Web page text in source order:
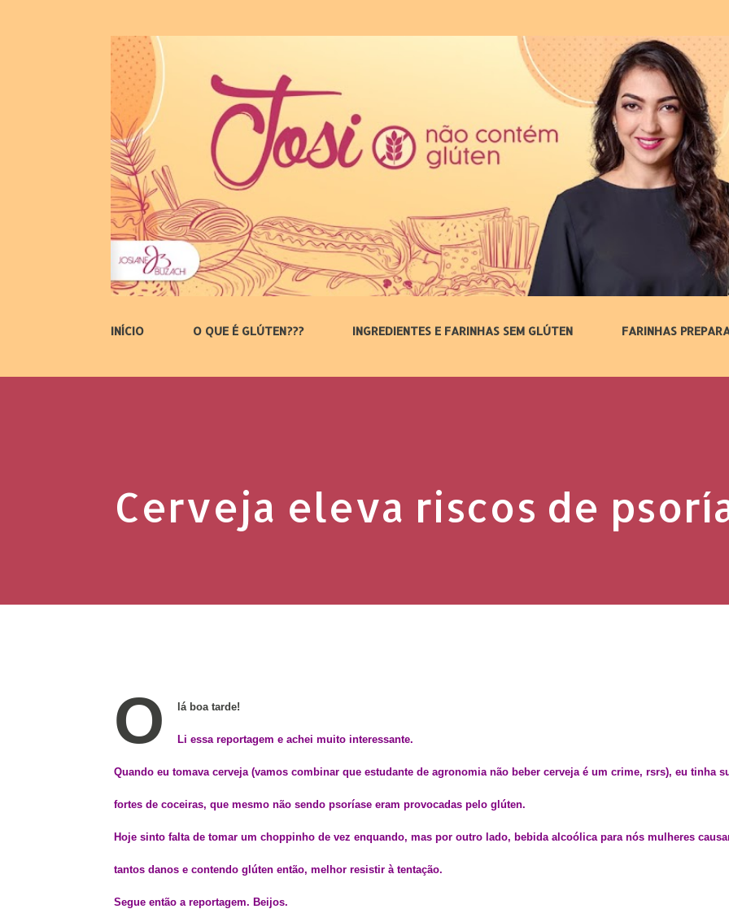
INÍCIO O QUE É GLÚTEN??? INGREDIENTES E FARINHAS SEM GLÚTEN FARINHAS
Cerveja eleva riscos de
O lá boa tarde!
Li essa reportagem e achei muito interessante.
Quando eu tomava cerveja (vamos combinar que estudante de agronomia não beber cerveja é um crime, rsrs), eu tinha
fortes de coceiras, que mesmo não sendo psoríase eram provocadas pelo glúten.
Hoje sinto falta de tomar um choppinho de vez enquando, mas por outro lado, bebida alcoólica para nós mulheres
tantos danos e contendo glúten então, melhor resistir à tentação.
Segue então a reportagem. Beijos.